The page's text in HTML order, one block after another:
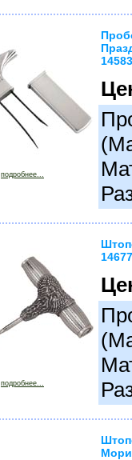
подробнее...
14583
подробнее...
14677